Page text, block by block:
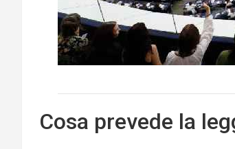
Cosa prevede la